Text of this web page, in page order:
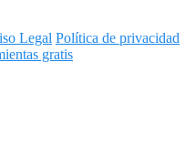
Legal Política de privacidad
gratis